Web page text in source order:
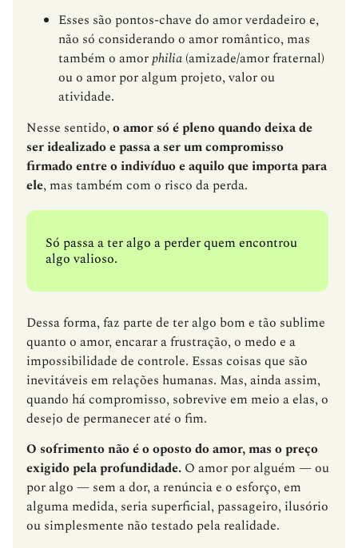
Esses são pontos-chave do amor verdadeiro e,
não só considerando o amor romântico, mas
também o amorphilia (amizade/amor fraternal)
ou o amor por algum projeto, valor ou
atividade.
Nesse sentido,o amor só é pleno quando deixa de
ser idealizado e passa a ser um compromisso
firmado entre o indivíduo e aquilo que importa para
ele, mas também com o risco da perda.
Só passa a ter algo a perder quem encontrou
algo valioso.
Dessa forma, faz parte de ter algo bom e tão sublime
quanto o amor, encarar a frustração, o medo e a
impossibilidade de controle. Essas coisas que são
inevitáveis em relações humanas. Mas, ainda assim,
quando há compromisso, sobrevive em meio a elas, o
desejo de permanecer até o fim.
O sofrimento não é o oposto do amor, mas o preço
exigido pela profundidade. O amor por alguém — ou
por algo — sem a dor, a renúncia e o esforço, em
alguma medida, seria superficial, passageiro, ilusório
ou simplesmente não testado pela realidade.